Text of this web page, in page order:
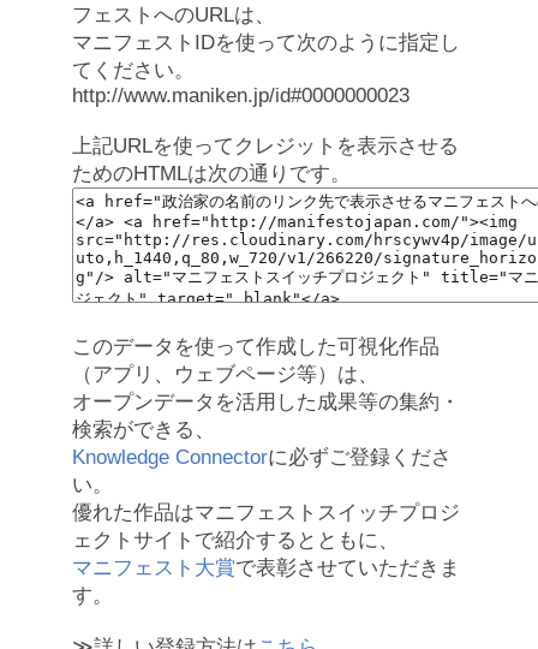
フェストへのURLは、
マニフェストIDを使って次のように指定し
てください。
http://www.maniken.jp/id#0000000023
上記URLを使ってクレジットを表示させる
ためのHTMLは次の通りです。
このデータを使って作成した可視化作品
（アプリ、ウェブページ等）は、
オープンデータを活用した成果等の集約・
検索ができる、
Knowledge Connectorに必ずご登録くださ
い。
優れた作品はマニフェストスイッチプロジ
ェクトサイトで紹介するとともに、
マニフェスト大賞で表彰させていただきま
す。